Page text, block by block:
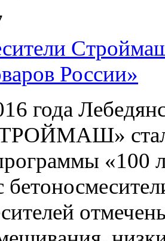
России»
года
стал
«100